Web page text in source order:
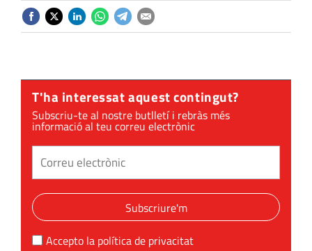
T'ha interessat aquest contingut?
Subscriu-te al nostre butlletí i rebràs més
informació al teu correu electrònic
Subscriure'm
Accepto la política de privacitat